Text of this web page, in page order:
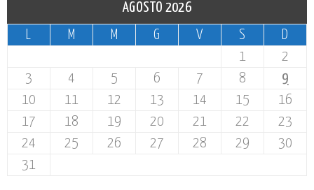
AGOSTO 2026
L
M M G V S
D
1
2
3
4 5 6 7 8
9
10
11 12 13 14 15
16
17
18 19 20 21 22
23
24
25 26 27 28 29
30
31